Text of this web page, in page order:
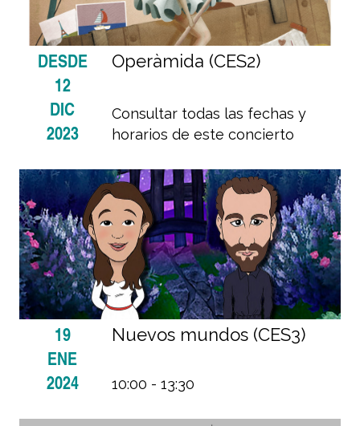
DESDE
12
DIC
2023
Operàmida (CES2)
Consultar todas las fechas y
horarios de este concierto
19
ENE
2024
Nuevos mundos (CES3)
10:00 - 13:30